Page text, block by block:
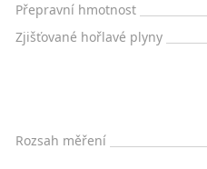
Přepravní hmotnost
Zjišťované hořlavé plyny
Rozsah měření